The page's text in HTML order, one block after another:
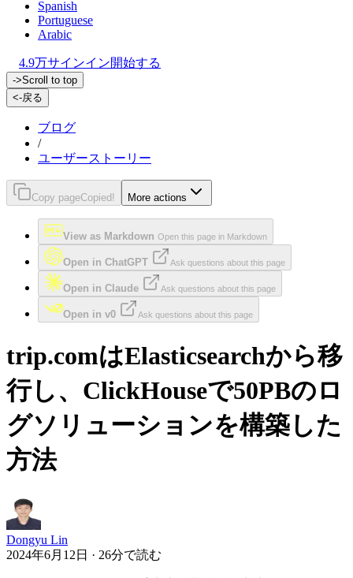
Spanish
Portuguese
Arabic
4.9万サインイン開始する
->Scroll to top
<-戻る
ブログ
/
ユーザーストーリー
Copy pageCopied! More actions
View as Markdown Open this page in Markdown
Open in ChatGPT Ask questions about this page
Open in Claude Ask questions about this page
Open in v0 Ask questions about this page
trip.comはElasticsearchから移
行し、ClickHouseで50PBのロ
グソリューションを構築した
方法
Dongyu Lin
2024年6月12日 · 26分で読む